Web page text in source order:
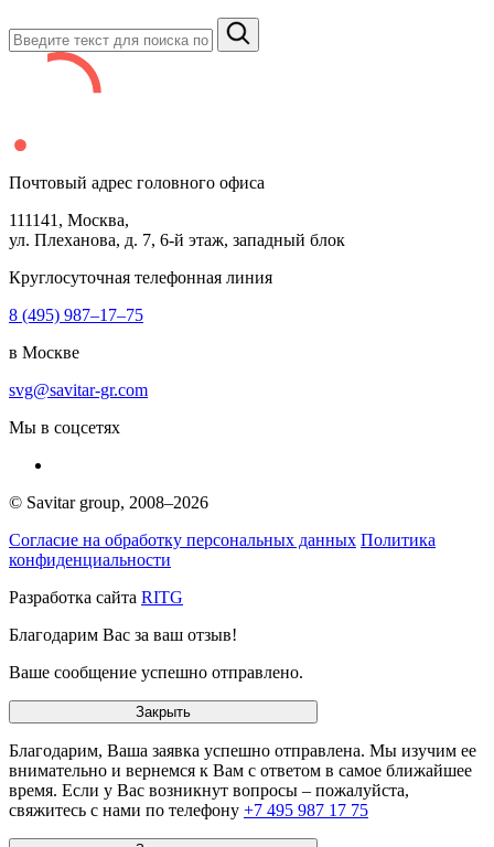
Почтовый адрес головного офиса
111141 , Москва,
ул. Плеханова, д. 7, 6-й этаж, западный блок
Круглосуточная телефонная линия
8 (495) 987–17–75
в Москве
svg@savitar-gr.com
Мы в соцсетях
© Savitar group, 2008–2026
Согласие на обработку персональных данных Политика
конфиденциальности
Разработка сайта RITG
Благодарим Вас за ваш отзыв!
Ваше сообщение успешно отправлено.
Закрыть
Благодарим, Ваша заявка успешно отправлена. Мы изучим ее
внимательно и вернемся к Вам с ответом в самое ближайшее
время. Если у Вас возникнут вопросы – пожалуйста,
свяжитесь с нами по телефону +7 495 987 17 75